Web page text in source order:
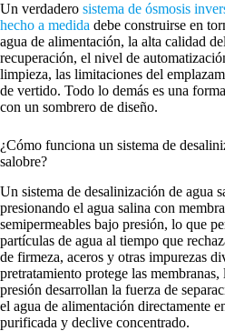
Un verdadero sistema de ósmosis
hecho a medida debe construirse en
agua de alimentación, la alta calidad
recuperación, el nivel de
limpieza, las limitaciones del
de vertido. Todo lo demás es una
con un sombrero de diseño.
¿Cómo funciona un sistema de
salobre?
Un sistema de desalinización de agua
presionando el agua salina con
semipermeables bajo presión, lo que
partículas de agua al tiempo que
de firmeza, aceros y otras impurezas
pretratamiento protege las membranas,
presión desarrollan la fuerza de
el agua de alimentación directamente
purificada y declive concentrado.